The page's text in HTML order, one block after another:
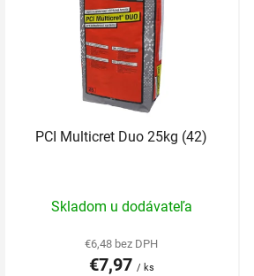
PCI Multicret Duo 25kg (42)
hodnotenie
produktu
je
Skladom u dodávateľa
€6,48 bez DPH
€7,97 / ks